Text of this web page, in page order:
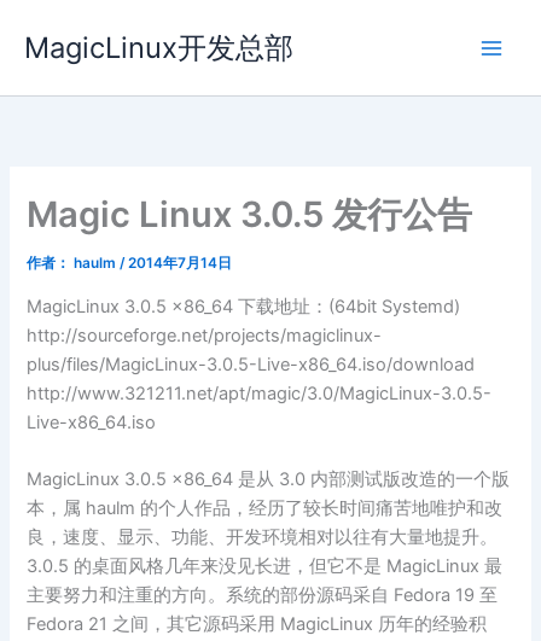
容
MagicLinux开发总部
Magic Linux 3.0.5 发行公告
作者： haulm/2014年7月14日
MagicLinux 3.0.5 x86_64 下载地址：(64bit Systemd)
http://sourceforge.net/projects/magiclinux-
plus/files/MagicLinux-3.0.5-Live-x86_64.iso/download
http://www.321211.net/apt/magic/3.0/MagicLinux-3.0.5-
Live-x86_64.iso
MagicLinux 3.0.5 x86_64 是从 3.0 内部测试版改造的一个版
本，属 haulm 的个人作品，经历了较长时间痛苦地唯护和改
良，速度、显示、功能、开发环境相对以往有大量地提升。
3.0.5 的桌面风格几年来没见长进，但它不是 MagicLinux 最
主要努力和注重的方向。系统的部份源码采自 Fedora 19 至
Fedora 21 之间，其它源码采用 MagicLinux 历年的经验积